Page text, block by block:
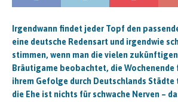
Irgendwann findet jeder Topf den
eine deutsche Redensart und irgendwie
stimmen, wenn man die vielen
Bräutigame beobachtet, die Wochenende
ihrem Gefolge durch Deutschlands Städte
die Ehe ist nichts für schwache Nerven –